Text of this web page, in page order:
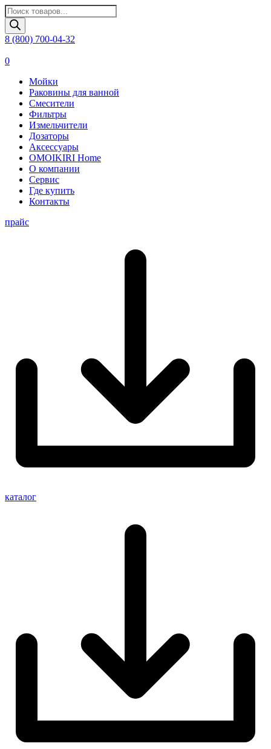
Поиск
товаров
8 (800) 700-04-32
0
Мойки
Раковины для ванной
Смесители
Фильтры
Измельчители
Дозаторы
Аксессуары
OMOIKIRI Home
О компании
Сервис
Где купить
Контакты
прайс
каталог